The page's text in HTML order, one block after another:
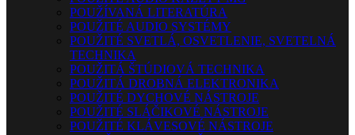
POUŽÍVANÁ LITERATÚRA
POUŽITÉ AUDIO SYSTÉMY
POUŽITÉ SVETLÁ, OSVETLENIE, SVETELNÁ
TECHNIKA
POUŽITÁ ŠTÚDIOVÁ TECHNIKA
POUŽITÁ DROBNÁ ELEKTRONIKA
POUŽITÉ DYCHOVÉ NÁSTROJE
POUŽITÉ SLÁČIKOVÉ NÁSTROJE
POUŽITÉ KLÁVESOVÉ NÁSTROJE